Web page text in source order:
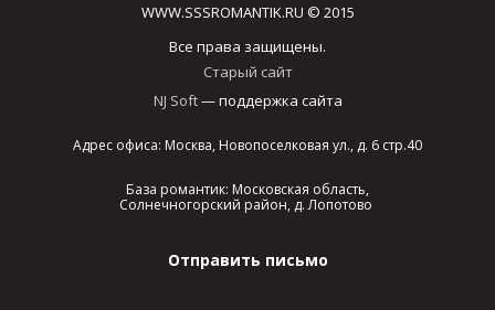
WWW.SSSROMANTIK.RU © 2015
Все права защищены.
Старый сайт
NJ Soft— поддержка сайта
Адрес офиса: Москва, Новопоселковая ул., д. 6 стр.40
База романтик: Московская область,
Солнечногорский район, д. Лопотово
Отправить письмо